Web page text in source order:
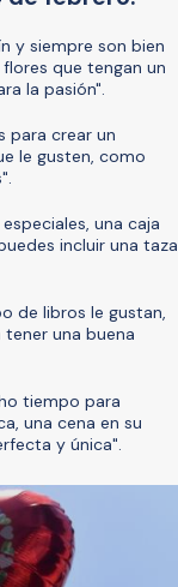
y siempre son bien
que tengan un
la pasión".
para crear un
le gusten, como
una caja
incluir una taza
de libros le gustan,
tener una buena
tiempo para
una cena en su
y única".